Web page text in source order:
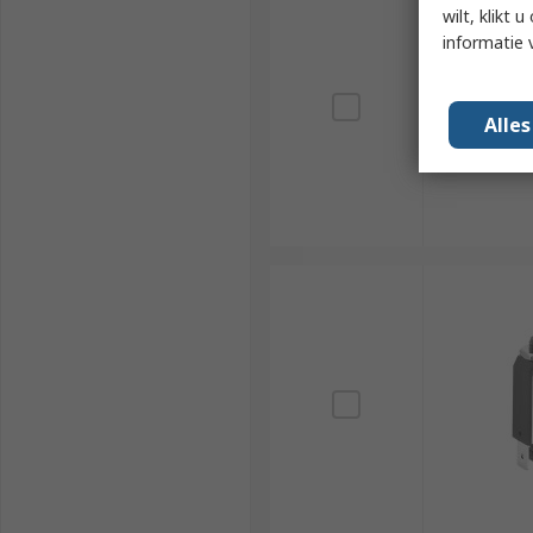
wilt, klikt u
informatie